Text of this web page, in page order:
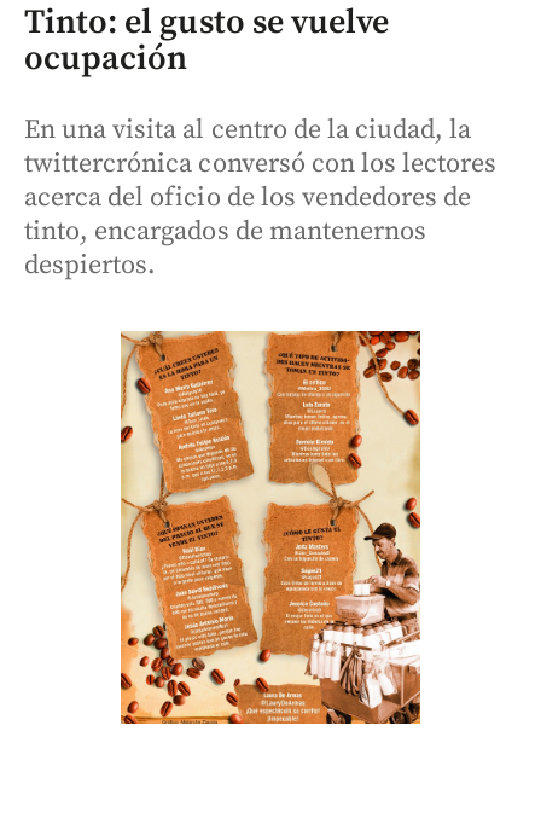
Tinto: el gusto se vuelve
ocupación
En una visita al centro de la ciudad, la
twittercrónica conversó con los lectores
acerca del oficio de los vendedores de
tinto, encargados de mantenernos
despiertos.